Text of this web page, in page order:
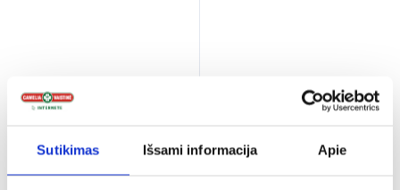
Sutikimas Išsami informacija Apie
DRO SPAZ 40 mg tabletės